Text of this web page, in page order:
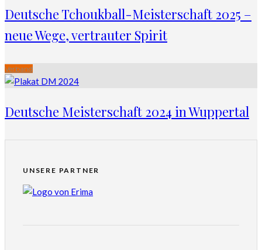
Deutsche Tchoukball-Meisterschaft 2025 –
neue Wege, vertrauter Spirit
Verband
Deutsche Meisterschaft 2024 in Wuppertal
UNSERE PARTNER